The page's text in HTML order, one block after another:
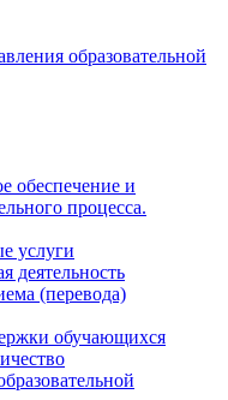
образовательной
обеспечение и
процесса.
услуги
деятельность
(перевода)
обучающихся